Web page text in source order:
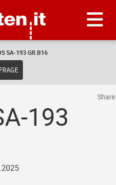
SA-193 GR.B16
193
Share